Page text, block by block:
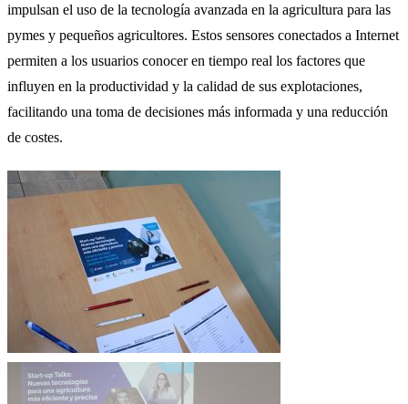
impulsan el uso de la tecnología avanzada en la agricultura para las
pymes y pequeños agricultores. Estos sensores conectados a Internet
permiten a los usuarios conocer en tiempo real los factores que
influyen en la productividad y la calidad de sus explotaciones,
facilitando una toma de decisiones más informada y una reducción
de costes.